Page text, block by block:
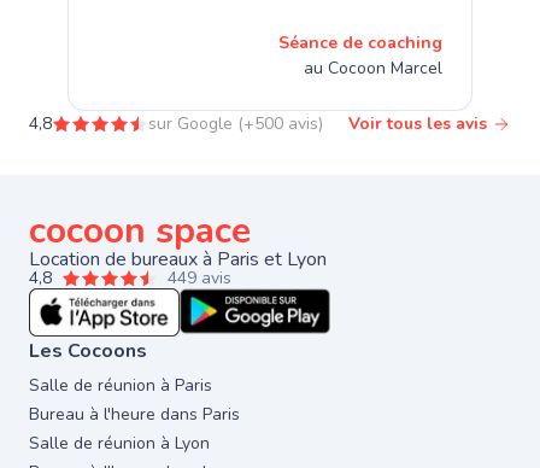
Séance de coaching
au Cocoon Marcel
4,8 sur Google (+500 avis) Voir tous les avis
cocoon space
Location de bureaux à Paris et Lyon
4,8 449 avis
Les Cocoons
Salle de réunion à Paris
Bureau à l'heure dans Paris
Salle de réunion à Lyon